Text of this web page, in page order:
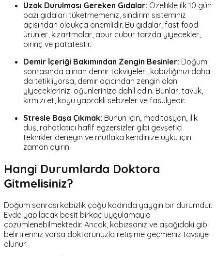
Uzak Durulması Gereken Gıdalar: Özellikle ilk 10 gün
bazı gıdaları tüketmemeniz, sindirim sisteminiz
açısından oldukça önemlidir. Bu gıdalar; fast food
ürünler, kızartmalar, abur cubur tarzda yiyecekler,
pirinç ve patatestir.
Demir İçeriği Bakımından Zengin Besinler: Doğum
sonrasında alınan demir takviyeleri, kabızlığınızı daha
da tetikliyorsa, demir açıcından zengin olan
yiyeceklerinizi öğünlerinize dahil edin. Bunlar; tavuk,
kırmızı et, koyu yapraklı sebzeler ve fasulyedir.
Stresle Başa Çıkmak: Bunun için, meditasyon, ılık
duş, rahatlatıcı hafif egzersizler gibi gevşetici
teknikler deneyin ve mutlaka kendinize uyku için
zaman ayırın.
Hangi Durumlarda Doktora
Gitmelisiniz?
Doğum sonrası kabızlık çoğu kadında yaygın bir durumdur.
Evde yapılacak basit birkaç uygulamayla
çözümlenebilmektedir. Ancak, kabızsanız ve aşağıdaki gibi
belirtileriniz varsa doktorunuzla iletişime geçmeniz tavsiye
olunur: